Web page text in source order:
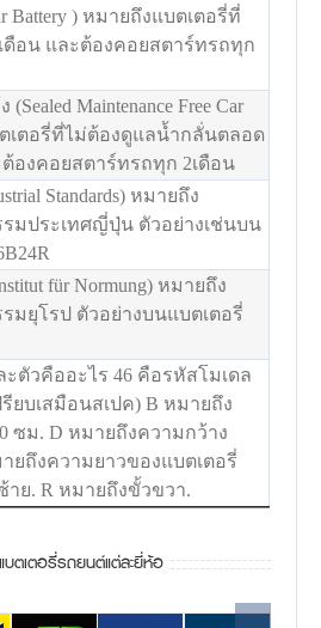
Battery ) หมายถึงแบตเตอรี่ที่
ดือน และต้องคอยสตาร์ทรถทุก
Maintenance Free Car
เตอรี่ที่ไม่ต้องดูแลน้ำกลั่นตลอด
องคอยสตาร์ทรถทุก 2เดือน
Standards) หมายถึง
มประเทศญี่ปุ่น ตัวอย่างเช่นบน
für Normung) หมายถึง
มยุโรป ตัวอย่างบนแบตเตอรี่
ะตัวคืออะไร 46 คือรหัสโมเดล
ยบเสมือนสเปค) B หมายถึง
ซม. D หมายถึงความกว้าง
ายถึงความยาวของแบตเตอรี่
ย. R หมายถึงขั้วขวา.
บตเตอรี่รถยนต์แต่ละยี่ห้อ